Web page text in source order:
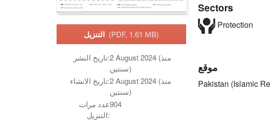
(PDF, 1.61 MB)
تاريخ النشر:2 August 2024 (منذ
سنتين)
تاريخ الانشاء:2 August 2024 (منذ
سنتين)
عدد مرات
التنزيل:
904
Sectors
Protection
موقع
Pakistan (Islamic